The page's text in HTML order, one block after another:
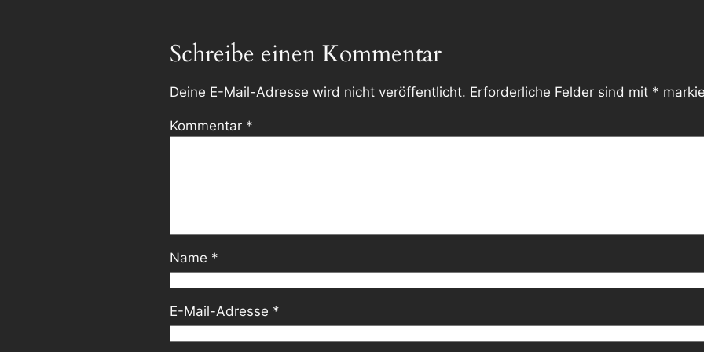
Schreibe einen Kommentar
Deine E-Mail-Adresse wird nicht veröffentlicht. Erforderliche Felder sind mit *
Kommentar *
Name *
E-Mail-Adresse *